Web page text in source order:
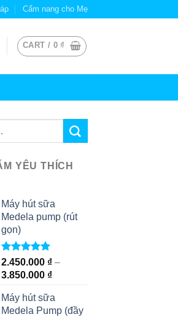
Cẩm nang cho Mẹ
CART / 0 ₫
YÊU THÍCH
Máy hút sữa
Medela pump (rút
gọn)
Rated5.00
out of 5
2.450.000 ₫–
3.850.000 ₫
Máy hút sữa
Medela Pump (đầy